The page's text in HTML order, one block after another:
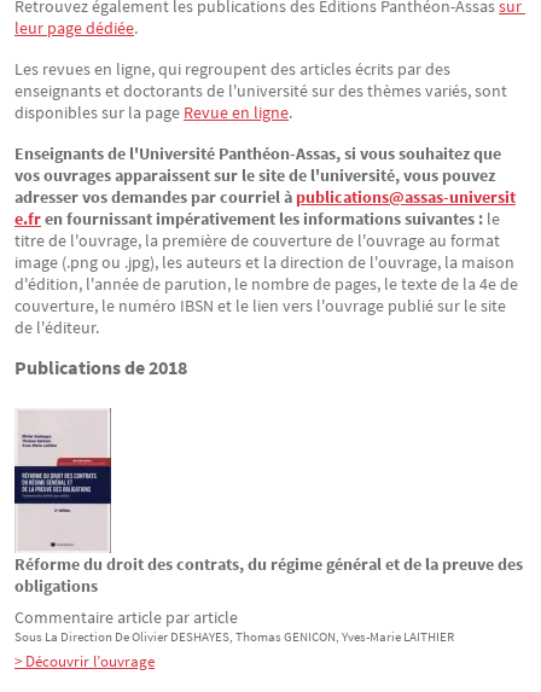
Retrouvez également les publications des Éditions Panthéon-Assassur
leur page dédiée.
Les revues en ligne, qui regroupent des articles écrits par des
enseignants et doctorants de l'université sur des thèmes variés, sont
disponibles sur la page Revue en ligne.
Enseignants de l'Université Panthéon-Assas, si vous souhaitez que
vos ouvrages apparaissent sur le site de l'université, vous pouvez
adresser vos demandes par courriel à publications@assas-universit
e.fren fournissant impérativement les informations suivantes : le
titre de l'ouvrage, la première de couverture de l'ouvrage au format
image (.png ou .jpg), les auteurs et la direction de l'ouvrage, la maison
d'édition, l'année de parution, le nombre de pages, le texte de la 4e de
couverture, le numéro IBSN et le lien vers l'ouvrage publié sur le site
de l'éditeur.
Publications de 2018
Réforme du droit des contrats, du régime général et de la preuve des
obligations
Commentaire article par article
Sous La Direction DeOlivier DESHAYES, ThomasGENICON, Yves-Marie LAITHIER
> Découvrir l’ouvrage